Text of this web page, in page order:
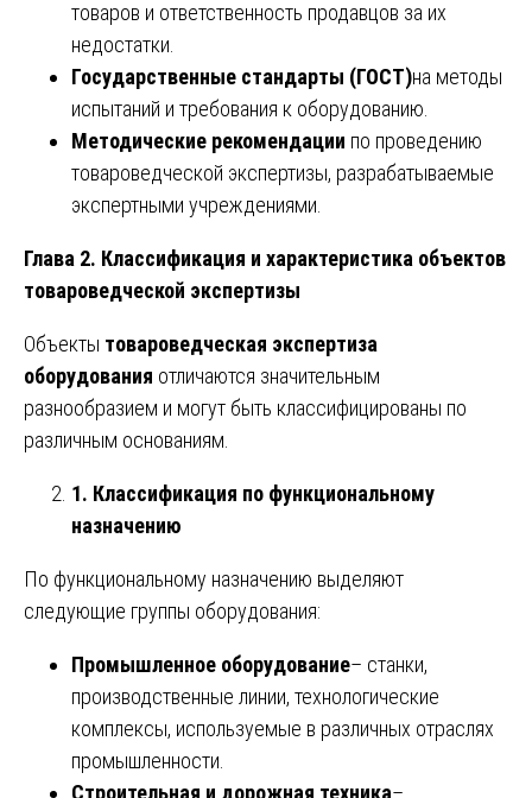
товаров и ответственность продавцов за их
недостатки.
Государственные стандарты (ГОСТ)на методы
испытаний и требования к оборудованию.
Методические рекомендации по проведению
товароведческой экспертизы, разрабатываемые
экспертными учреждениями.
Глава 2. Классификация и характеристика объектов
товароведческой экспертизы
Объекты товароведческая экспертиза
оборудования отличаются значительным
разнообразием и могут быть классифицированы по
различным основаниям.
1. Классификация по функциональному
назначению
По функциональному назначению выделяют
следующие группы оборудования:
Промышленное оборудование– станки,
производственные линии, технологические
комплексы, используемые в различных отраслях
промышленности.
Строительная и дорожная техника–